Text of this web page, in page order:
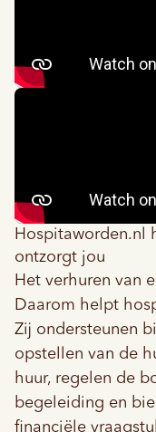
Hospitaworden.nl
ontzorgt jou
Het verhuren van
Daarom helpt
Zij ondersteunen
opstellen van de
huur, regelen de
begeleiding en
financiële